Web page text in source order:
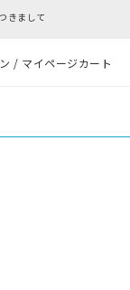
きまして
/ マイページカート